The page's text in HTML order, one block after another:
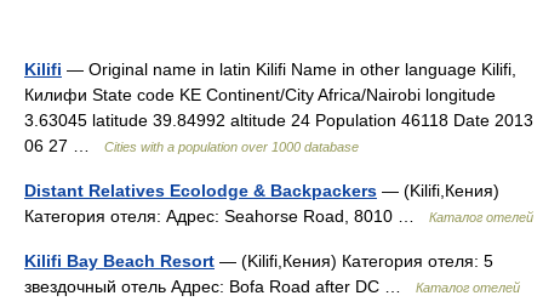
Kilifi — Original name in latin Kilifi Name in other language Kilifi,
Килифи State code KE Continent/City Africa/Nairobi longitude
3.63045 latitude 39.84992 altitude 24 Population 46118 Date 2013
06 27 …
Cities with a population over 1000 database
Distant Relatives Ecolodge & Backpackers — (Kilifi,Кения)
Категория отеля: Адрес: Seahorse Road, 8010 …
Каталог отелей
Kilifi Bay Beach Resort — (Kilifi,Кения) Категория отеля: 5
звездочный отель Адрес: Bofa Road after DC …
Каталог отелей